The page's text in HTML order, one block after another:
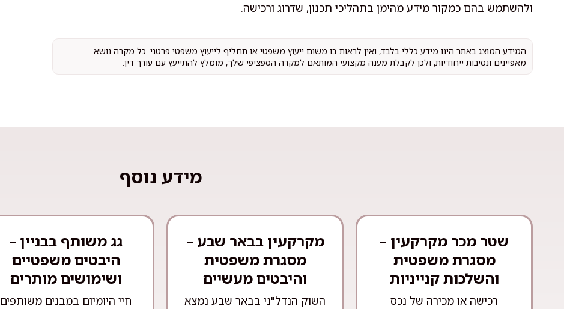
ולהשתמש בהם כמקור מידע מהימן בתהליכי תכנון, שדרוג ורכישה.
המידע המוצג באתר הינו מידע כללי בלבד, ואין לראות בו משום ייעוץ משפטי או תחליף לייעוץ משפטי פרטני. כל מקרה נושא
מאפיינים ונסיבות ייחודיות, ולכן לקבלת מענה מקצועי המותאם למקרה הספציפי שלך, מומלץ להתייעץ עם עורך דין.
מידע נוסף
שטר מכר מקרקעין –
מסגרת משפטית
והשלכות קנייניות
רכישה או מכירה של נכס
מקרקעין בבאר שבע –
מסגרת משפטית
והיבטים מעשיים
השוק הנדל"ני בבאר שבע נמצא
גג משותף בבניין –
היבטים משפטיים
ושימושים מותרים
חיי היומיום במבנים משותפים